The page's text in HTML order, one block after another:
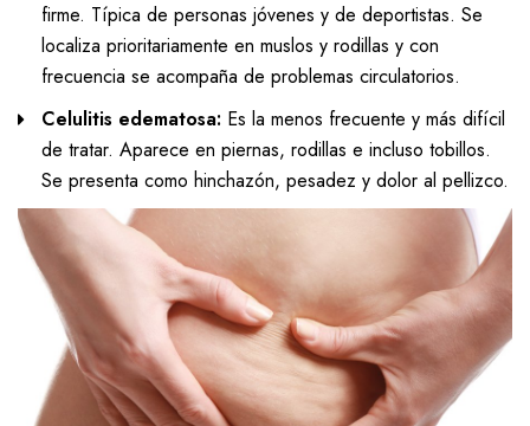
firme. Típica de personas jóvenes y de deportistas. Se
localiza prioritariamente en muslos y rodillas y con
frecuencia se acompaña de problemas circulatorios.
Celulitis edematosa: Es la menos frecuente y más difícil
de tratar. Aparece en piernas, rodillas e incluso tobillos.
Se presenta como hinchazón, pesadez y dolor al pellizco.